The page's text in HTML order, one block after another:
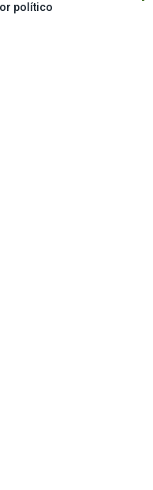
político